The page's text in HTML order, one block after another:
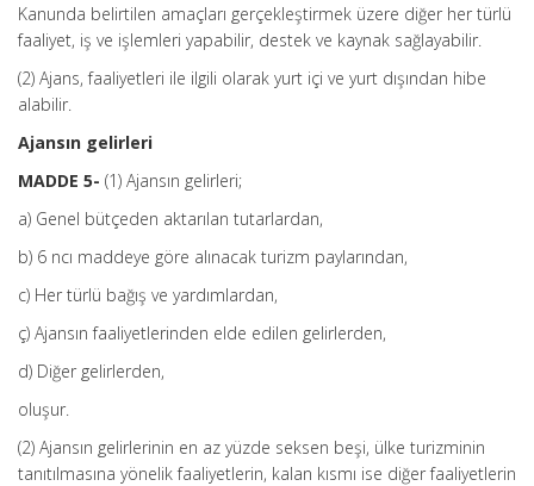
Kanunda belirtilen amaçları gerçekleştirmek üzere diğer her türlü
faaliyet, iş ve işlemleri yapabilir, destek ve kaynak sağlayabilir.
(2) Ajans, faaliyetleri ile ilgili olarak yurt içi ve yurt dışından hibe
alabilir.
Ajansın gelirleri
MADDE 5- (1) Ajansın gelirleri;
a) Genel bütçeden aktarılan tutarlardan,
b) 6 ncı maddeye göre alınacak turizm paylarından,
c) Her türlü bağış ve yardımlardan,
ç) Ajansın faaliyetlerinden elde edilen gelirlerden,
d) Diğer gelirlerden,
oluşur.
(2) Ajansın gelirlerinin en az yüzde seksen beşi, ülke turizminin
tanıtılmasına yönelik faaliyetlerin, kalan kısmı ise diğer faaliyetlerin